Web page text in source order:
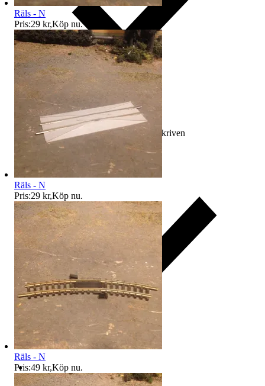
Ersättning om varan inte är som beskriven
Ersättning om du inte får din vara
Räls - N
Pris:29 kr,Köp nu.
Räls - N
Pris:29 kr,Köp nu.
Räls - N
Pris:49 kr,Köp nu.